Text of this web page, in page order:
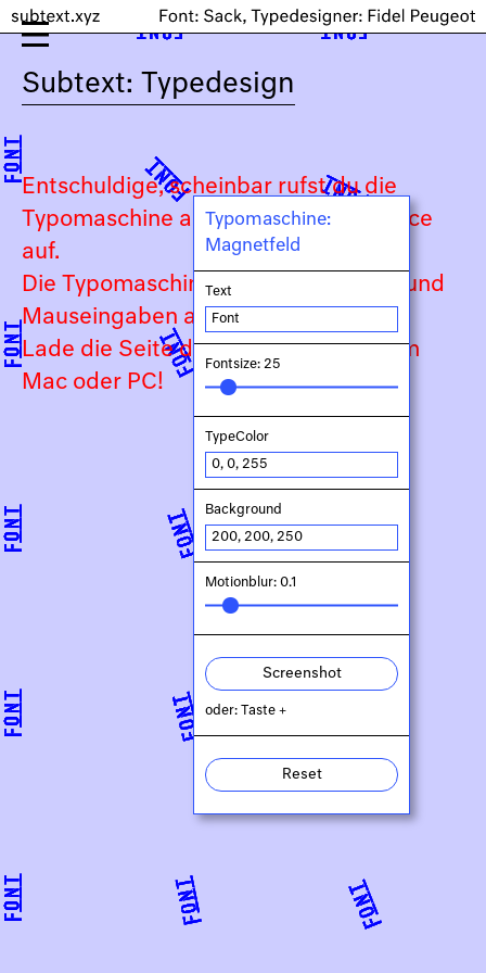
Subtext: Typedesign
Entschuldige, scheinbar rufst du die
Typomaschine auf einem Touch-Device
auf.
Die Typomaschine ist auf Keyboard- und
Mauseingaben angewiesen.
Lade die Seite daher bitte auf deinem
Mac oder PC!
Typomaschine:
Magnetfeld
Text
Fontsize: 25
TypeColor
Background
Motionblur: 0.1
Screenshot
oder: Taste +
Reset